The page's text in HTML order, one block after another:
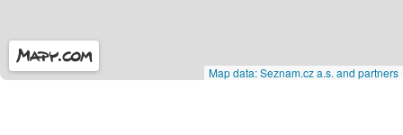
Map data: Seznam.cz a.s. and partners